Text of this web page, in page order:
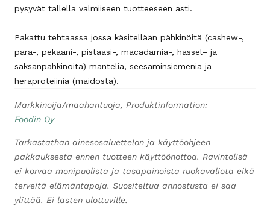
pysyvät tallella valmiiseen tuotteeseen asti.
Pakattu tehtaassa jossa käsitellään pähkinöitä (cashew-,
para-, pekaani-, pistaasi-, macadamia-, hassel– ja
saksanpähkinöitä) mantelia, seesaminsiemeniä ja
heraproteiinia (maidosta).
Markkinoija/maahantuoja, Produktinformation:
Foodin Oy
Tarkastathan ainesosaluettelon ja käyttöohjeen
pakkauksesta ennen tuotteen käyttöönottoa. Ravintolisä
ei korvaa monipuolista ja tasapainoista ruokavaliota eikä
terveitä elämäntapoja. Suositeltua annostusta ei saa
ylittää. Ei lasten ulottuville.